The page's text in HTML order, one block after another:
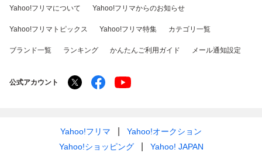
Yahoo!フリマについて Yahoo!フリマからのお知らせ
Yahoo!フリマトピックス Yahoo!フリマ特集 カテゴリ一覧
ブランド一覧 ランキング かんたんご利用ガイド メール通知設定
公式アカウント
Yahoo!フリマ
Yahoo!オークション
Yahoo!ショッピング
Yahoo! JAPAN